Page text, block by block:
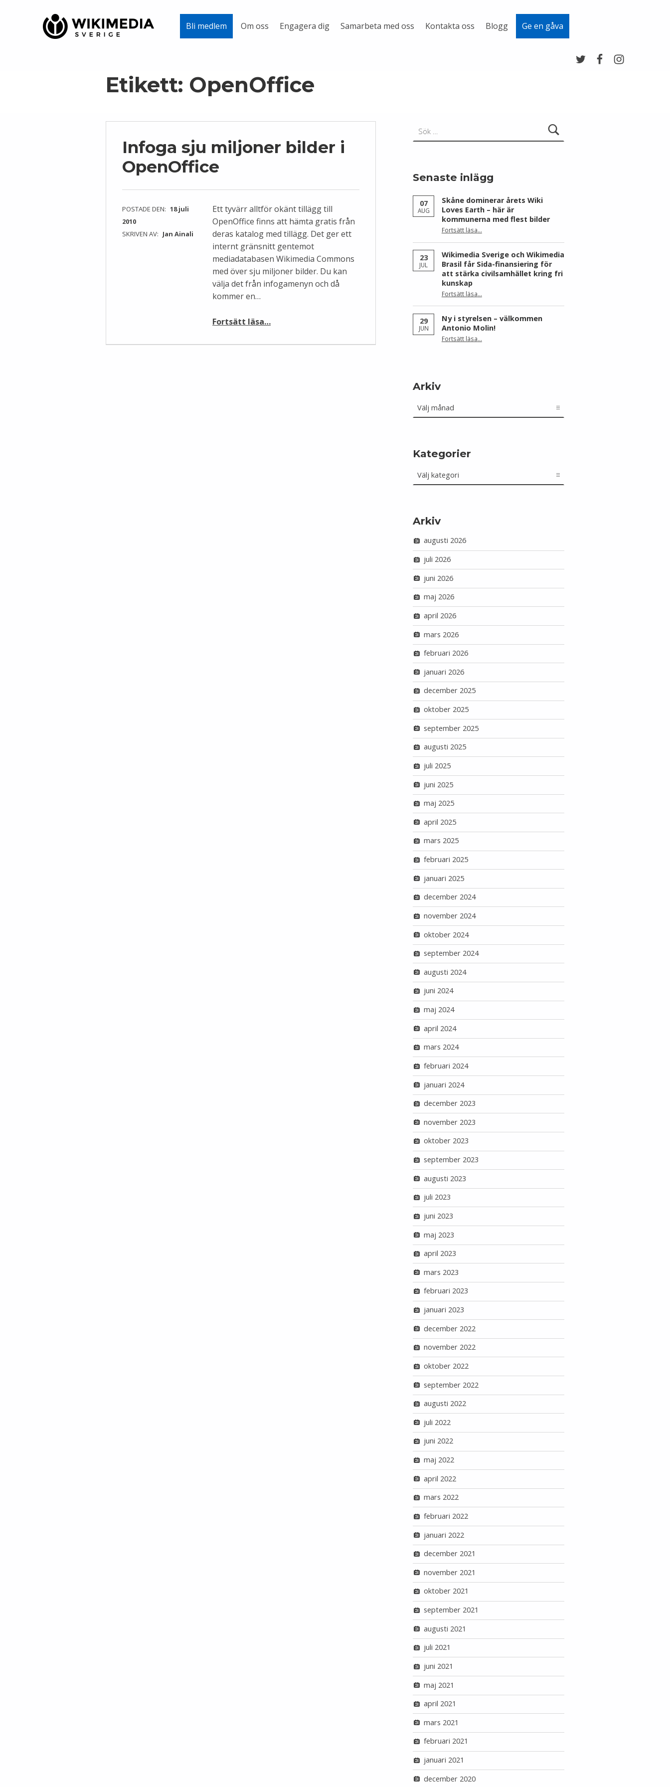
Bli medlem Om oss Engagera dig Samarbeta med oss Kontakta oss Blogg Ge en gåva
Etikett: OpenOffice
Infoga sju miljoner bilder i
OpenOffice
POSTADE DEN: 18 juli
2010
SKRIVEN AV: Jan Ainali
Ett tyvärr alltför okänt tillägg till
OpenOffice finns att hämta gratis från
deras katalog med tillägg. Det ger ett
internt gränsnitt gentemot
mediadatabasen Wikimedia Commons
med över sju miljoner bilder. Du kan
välja det från infogamenyn och då
kommer en…
Fortsätt läsa…
Senaste inlägg
07
AUG
Skåne dominerar årets Wiki
Loves Earth – här är
kommunerna med flest bilder
Fortsätt läsa“Skåne dominerar årets Wiki Loves Earth – här är kommunerna med flest bilder”
…
23
JUL
Wikimedia Sverige och Wikimedia
Brasil får Sida-finansiering för
att stärka civilsamhället kring fri
kunskap
Fortsätt läsa“Wikimedia Sverige och Wikimedia Brasil får Sida-finansiering för att stärka civilsamhället kring fri kunskap”
…
29
JUN
Ny i styrelsen – välkommen
Antonio Molin!
Fortsätt läsa“Ny i styrelsen – välkommen Antonio Molin!”
…
Arkiv
Kategorier
Arkiv
augusti 2026
juli 2026
juni 2026
maj 2026
april 2026
mars 2026
februari 2026
januari 2026
december 2025
oktober 2025
september 2025
augusti 2025
juli 2025
juni 2025
maj 2025
april 2025
mars 2025
februari 2025
januari 2025
december 2024
november 2024
oktober 2024
september 2024
augusti 2024
juni 2024
maj 2024
april 2024
mars 2024
februari 2024
januari 2024
december 2023
november 2023
oktober 2023
september 2023
augusti 2023
juli 2023
juni 2023
maj 2023
april 2023
mars 2023
februari 2023
januari 2023
december 2022
november 2022
oktober 2022
september 2022
augusti 2022
juli 2022
juni 2022
maj 2022
april 2022
mars 2022
februari 2022
januari 2022
december 2021
november 2021
oktober 2021
september 2021
augusti 2021
juli 2021
juni 2021
maj 2021
april 2021
mars 2021
februari 2021
januari 2021
december 2020